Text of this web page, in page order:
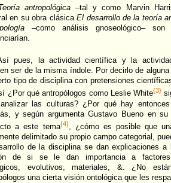
antropológica –tal y como Marvin
en su obra clásicaEl desarrollo de la teoría
–como análisis gnoseológico–
pues, la actividad científica y la
ser de la misma índole. Por decirlo de
tipo de disciplina con pretensiones
¿Por qué antropólogos como Leslie White{3}
las culturas? ¿Por qué hay
y según argumenta Gustavo Bueno en
a este tema{4}, ¿cómo es posible que
delimitado su propio campo categorial,
de la disciplina se dan explicaciones a
de si se le dan importancia a factores
evolutivos, materiales, &. ¿No
una cierta visión ontológica que les